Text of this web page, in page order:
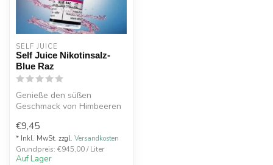
SELF JUICE
Self Juice Nikotinsalz-
Blue Raz
Genieße den süßen
Geschmack von Himbeeren
Juice Nikotins...
€9,45
* Inkl. MwSt. zzgl. Versandkosten
Grundpreis: €945,00 / Liter
Auf Lager